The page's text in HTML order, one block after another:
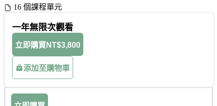
16 個課程單元
一年無限次觀看
立即購買 NT$3,800
添加至購物車